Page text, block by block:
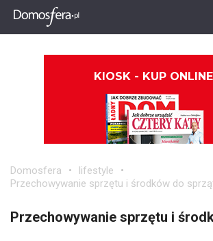
KIOSK - KUP ONLINE
Domosfera
lifestyle
Przechowywanie sprzętu i środków do
Przechowywanie sprzętu i